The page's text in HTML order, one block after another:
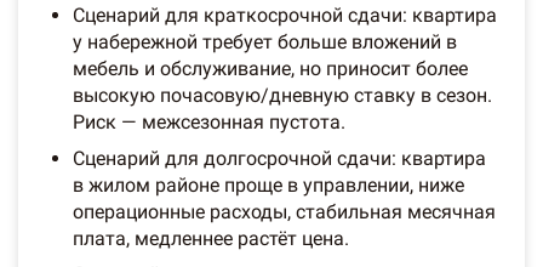
Сценарий для краткосрочной сдачи: квартира
у набережной требует больше вложений в
мебель и обслуживание, но приносит более
высокую почасовую/дневную ставку в сезон.
Риск — межсезонная пустота.
Сценарий для долгосрочной сдачи: квартира
в жилом районе проще в управлении, ниже
операционные расходы, стабильная месячная
плата, медленнее растёт цена.